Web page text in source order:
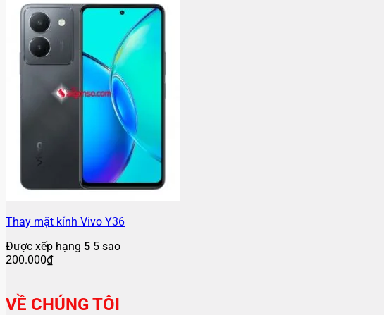
Thay mặt kính Vivo Y36
Được xếp hạng 5 5 sao
200.000₫
VỀ CHÚNG TÔI